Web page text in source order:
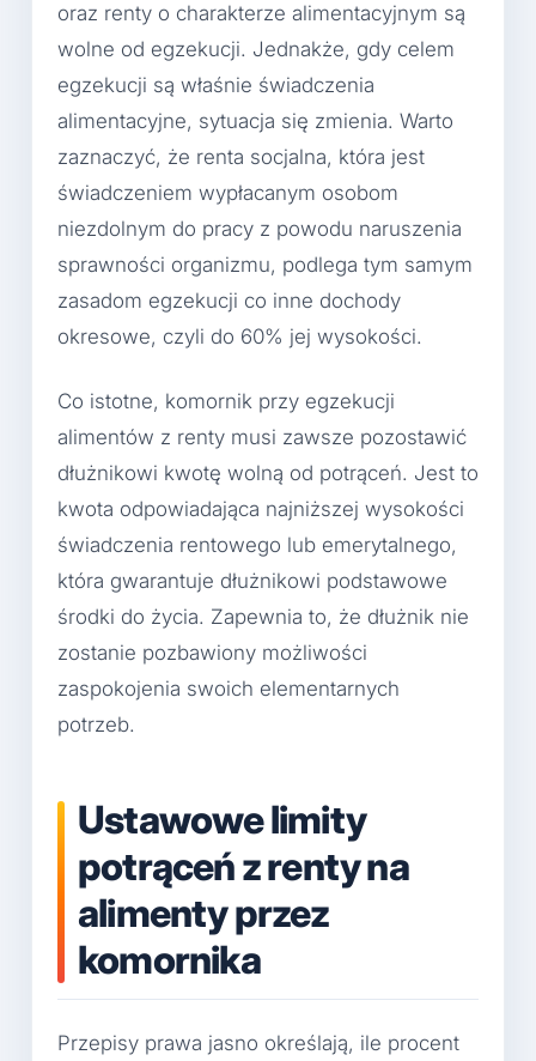
oraz renty o charakterze alimentacyjnym są
wolne od egzekucji. Jednakże, gdy celem
egzekucji są właśnie świadczenia
alimentacyjne, sytuacja się zmienia. Warto
zaznaczyć, że renta socjalna, która jest
świadczeniem wypłacanym osobom
niezdolnym do pracy z powodu naruszenia
sprawności organizmu, podlega tym samym
zasadom egzekucji co inne dochody
okresowe, czyli do 60% jej wysokości.
Co istotne, komornik przy egzekucji
alimentów z renty musi zawsze pozostawić
dłużnikowi kwotę wolną od potrąceń. Jest to
kwota odpowiadająca najniższej wysokości
świadczenia rentowego lub emerytalnego,
która gwarantuje dłużnikowi podstawowe
środki do życia. Zapewnia to, że dłużnik nie
zostanie pozbawiony możliwości
zaspokojenia swoich elementarnych
potrzeb.
Ustawowe limity
potrąceń z renty na
alimenty przez
komornika
Przepisy prawa jasno określają, ile procent